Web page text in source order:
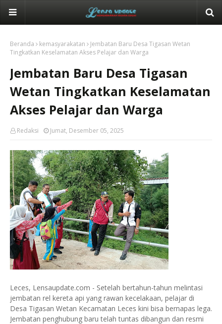
Beranda kemasyarakatan
Jembatan Baru Desa Tigasan Wetan
Tingkatkan Keselamatan Akses Pelajar dan Warga
Jembatan Baru Desa Tigasan
Wetan Tingkatkan Keselamatan
Akses Pelajar dan Warga
Redaksi Jumat, Desember 05, 2025
Leces, Lensaupdate.com - Setelah bertahun-tahun melintasi
jembatan rel kereta api yang rawan kecelakaan, pelajar di
Desa Tigasan Wetan Kecamatan Leces kini bisa bernapas lega.
Jembatan penghubung baru telah tuntas dibangun dan resmi